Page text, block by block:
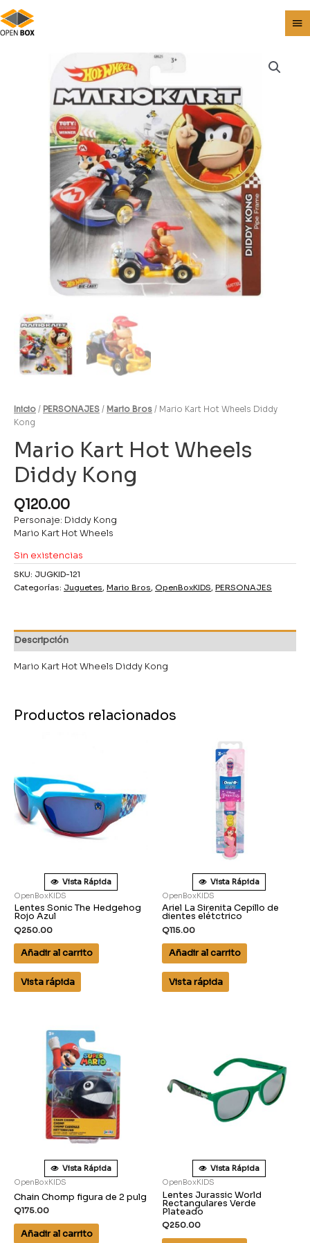
Inicio / PERSONAJES / Mario Bros / Mario Kart Hot Wheels Diddy
Kong
Mario Kart Hot Wheels
Diddy Kong
Q120.00
Personaje: Diddy Kong
Mario Kart Hot Wheels
Sin existencias
SKU: JUGKID-121
Categorías: Juguetes, Mario Bros, OpenBoxKIDS, PERSONAJES
Descripción
Mario Kart Hot Wheels Diddy Kong
Productos relacionados
Vista Rápida
OpenBoxKIDS
Lentes Sonic The Hedgehog
Rojo Azul
Q250.00
Añadir al carrito
Vista rápida
Vista Rápida
OpenBoxKIDS
Ariel La Sirenita Cepillo de
dientes elétctrico
Q115.00
Añadir al carrito
Vista rápida
Vista Rápida
OpenBoxKIDS
Chain Chomp figura de 2 pulg
Q175.00
Añadir al carrito
Vista Rápida
OpenBoxKIDS
Lentes Jurassic World
Rectangulares Verde
Plateado
Q250.00